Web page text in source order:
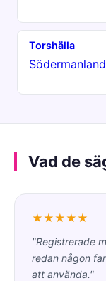
Torshälla
Södermanland
Vad de
★★★★★
"Registrerade
redan någon
att använda."